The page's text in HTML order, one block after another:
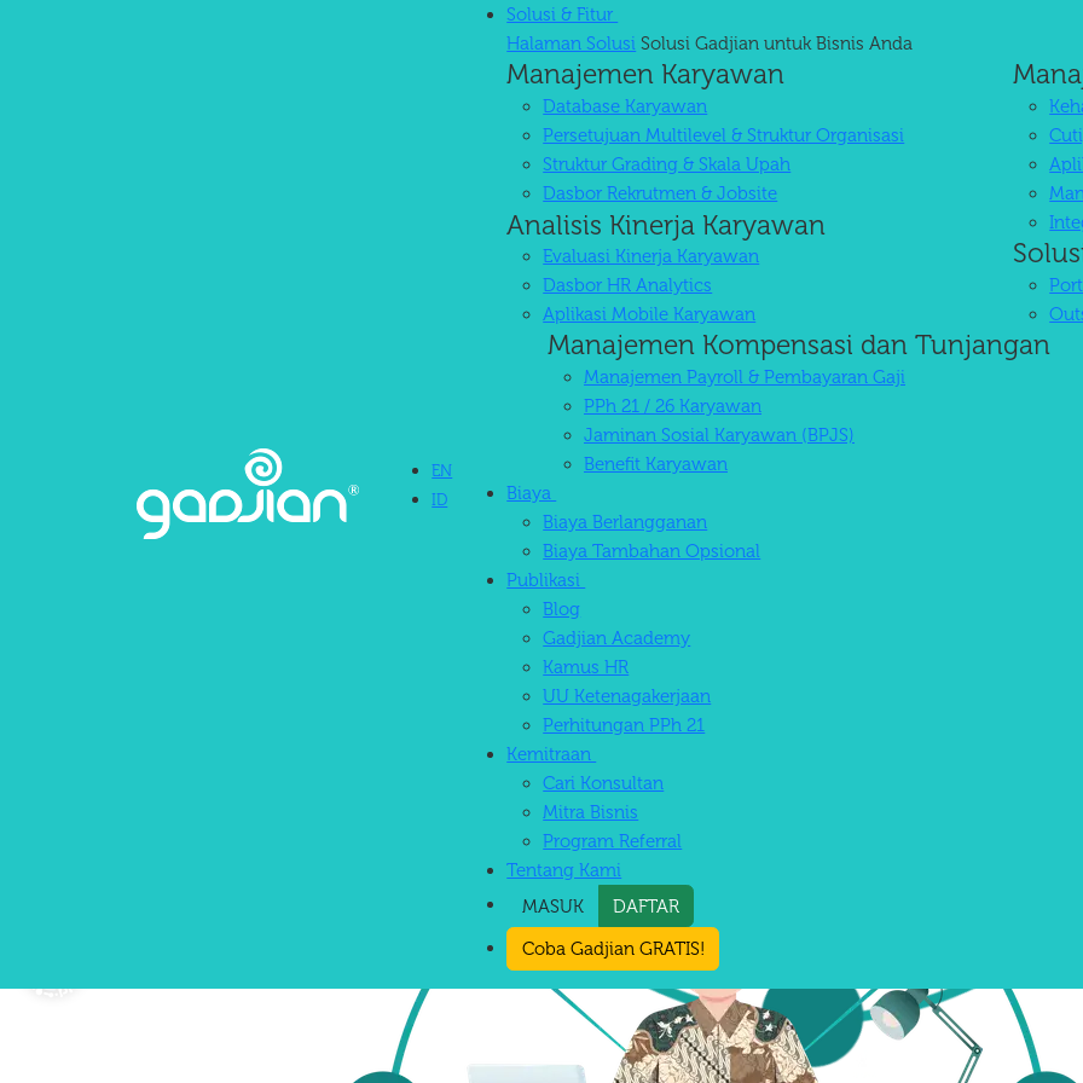
EN
ID
Solusi & Fitur
Halaman Solusi Solusi Gadjian untuk Bisnis Anda
Manajemen Karyawan
Database Karyawan
Persetujuan Multilevel & Struktur Organisasi
Struktur Grading & Skala Upah
Dasbor Rekrutmen & Jobsite
Analisis Kinerja Karyawan
Evaluasi Kinerja Karyawan
Dasbor HR Analytics
Aplikasi Mobile Karyawan
Manajemen Kompensasi dan Tunjangan
Manajemen Payroll & Pembayaran Gaji
PPh 21 / 26 Karyawan
Jaminan Sosial Karyawan (BPJS)
Benefit Karyawan
Biaya
Biaya Berlangganan
Biaya Tambahan Opsional
Publikasi
Blog
Gadjian Academy
Kamus HR
UU Ketenagakerjaan
Perhitungan PPh 21
Kemitraan
Cari Konsultan
Mitra Bisnis
Program Referral
Tentang Kami
MASUK
DAFTAR
Coba Gadjian GRATIS!
Software HRIS + AI untuk Operasional HR
Kami bantu Anda kelola payroll, PPh 21, BPJS, absensi, cuti, hingga KPI karyawan. Akurat, tanpa ribet.
Kehandalan yang Tinggi